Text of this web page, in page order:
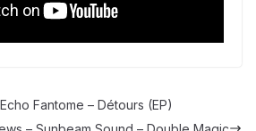
Fantome – Détours (EP)